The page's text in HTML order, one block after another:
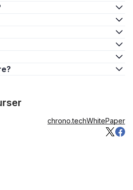
chrono.techWhitePaper